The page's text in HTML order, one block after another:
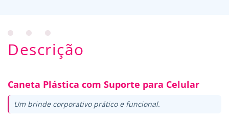
Descrição
Caneta Plástica com Suporte para Celular
Um brinde corporativo prático e funcional.